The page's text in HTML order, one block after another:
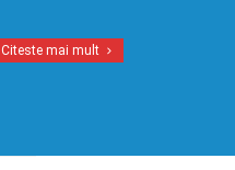
Citeste mai mult